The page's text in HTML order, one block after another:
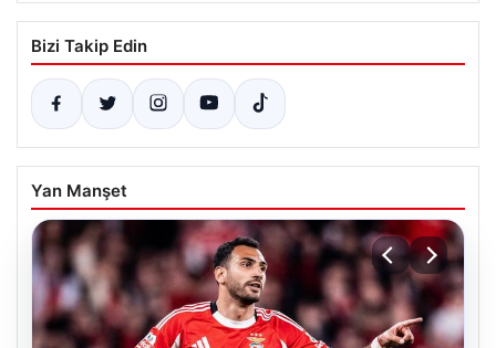
Bizi Takip Edin
Yan Manşet